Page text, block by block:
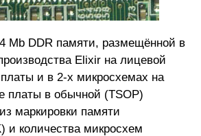
Mb DDR памяти, размещённой в
Elixir на лицевой
и в 2-х микросхемах на
платы в обычной (TSOP)
маркировки памяти
и количества микросхем